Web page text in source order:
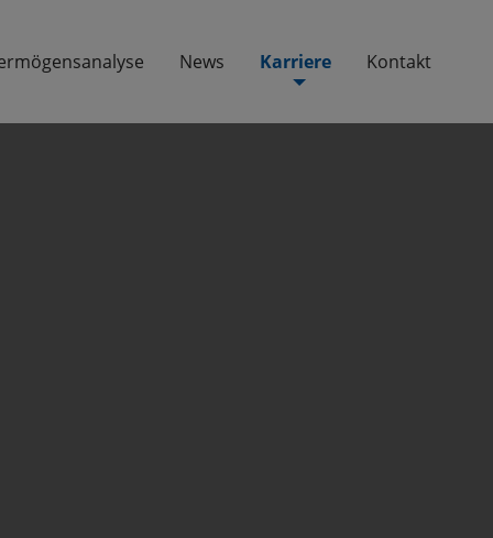
News Karriere Kontakt